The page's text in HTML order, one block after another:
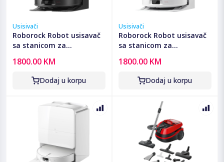
Usisivači
Roborock Robot usisavač
sa stanicom za
18.500 Pa - Qrevo C Pro
1800.00 KM
Dodaj u korpu
Usisivači
Roborock Robot usisavač
sa stanicom za
18.500 Pa - Qrevo C Pro
White
1800.00 KM
Dodaj u korpu